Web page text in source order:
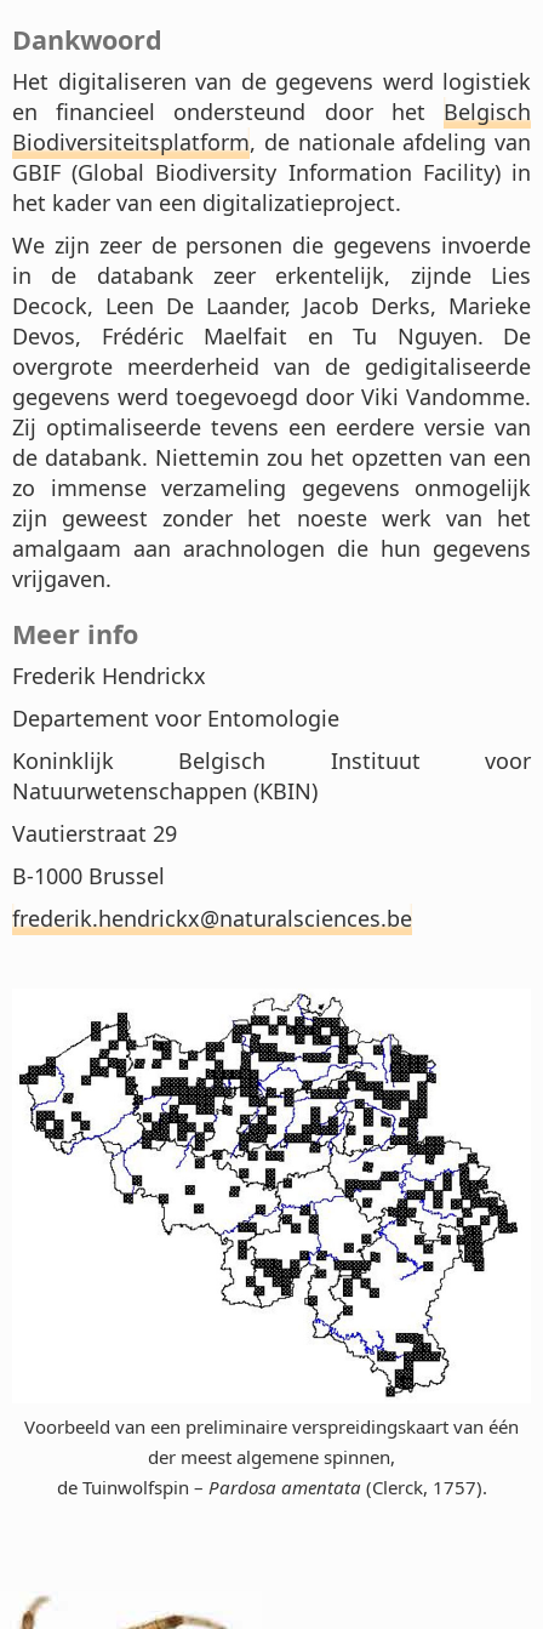
Dankwoord
Het digitaliseren van de gegevens werd logistiek
en financieel ondersteund door het Belgisch
Biodiversiteitsplatform, de nationale afdeling van
GBIF (Global Biodiversity Information Facility) in
het kader van een digitalizatieproject.
We zijn zeer de personen die gegevens invoerde
in de databank zeer erkentelijk, zijnde Lies
Decock, Leen De Laander, Jacob Derks, Marieke
Devos, Frédéric Maelfait en Tu Nguyen. De
overgrote meerderheid van de gedigitaliseerde
gegevens werd toegevoegd door Viki Vandomme.
Zij optimaliseerde tevens een eerdere versie van
de databank. Niettemin zou het opzetten van een
zo immense verzameling gegevens onmogelijk
zijn geweest zonder het noeste werk van het
amalgaam aan arachnologen die hun gegevens
vrijgaven.
Meer info
Frederik Hendrickx
Departement voor Entomologie
Koninklijk Belgisch Instituut voor
Natuurwetenschappen (KBIN)
Vautierstraat 29
B-1000 Brussel
frederik.hendrickx@naturalsciences.be
Voorbeeld van een preliminaire verspreidingskaart van één
der meest algemene spinnen,
de Tuinwolfspin – Pardosa amentata(Clerck, 1757).